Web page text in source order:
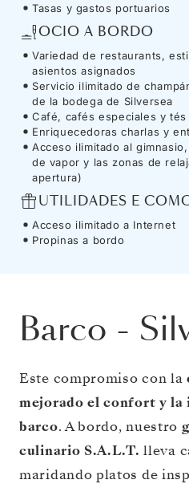
Tasas y gastos portuarios
OCIO A BORDO
Variedad de restaurants,
asientos asignados
Servicio ilimitado de
de la bodega de Silversea
Café, cafés especiales y
Enriquecedoras charlas y
Acceso ilimitado al
de vapor y las zonas de
apertura)
UTILIDADES E
Acceso ilimitado a Internet
Propinas a bordo
Barco -
Este compromiso con la
mejorado el confort y la
barco. A bordo, nuestro
culinario S.A.L.T. lleva
maridando platos de